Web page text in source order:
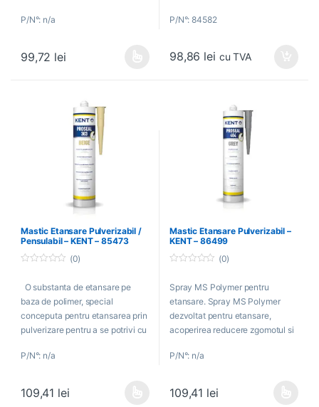
Combina super adeziunea cu
etansare.
P/N°: n/a
99,72 lei
Acest produs are mai multe variații. Opțiunile pot fi alese în
P/N°: 84582
98,86 lei cu TVA
Mastic Etansare Pulverizabil /
Pensulabil – KENT – 85473
o
f
5
(0)
O substanta de etansare pe
baza de polimer, special
conceputa pentru etansarea prin
pulverizare pentru a se potrivi cu
ca strat de reducere a
portbagajului.
P/N°: n/a
109,41 lei
Acest produs are mai multe variații. Opțiunile pot fi alese în
Mastic Etansare Pulverizabil –
KENT – 86499
u
o
f
5
(0)
Spray MS Polymer pentru
etansare. Spray MS Polymer
dezvoltat pentru etansare,
acoperirea reducere zgomotul si
caroseriei. Compatibil cu
P/N°: n/a
109,41 lei
Acest produs are mai multe